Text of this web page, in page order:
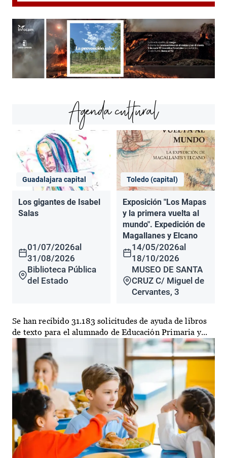
Agenda cultural
Guadalajara capital
Los gigantes de Isabel
Salas
01/07/2026al
31/08/2026
Biblioteca Pública
del Estado
Toledo (capital)
Exposición "Los Mapas
y la primera vuelta al
mundo". Expedición de
Magallanes y Elcano
14/05/2026al
18/10/2026
MUSEO DE SANTA
CRUZ C/ Miguel de
Cervantes, 3
Se han recibido 31.183 solicitudes de ayuda de libros
de texto para el alumnado de Educación Primaria y...